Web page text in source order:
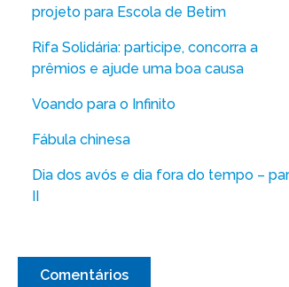
projeto para Escola de Betim
Rifa Solidária: participe, concorra a
prêmios e ajude uma boa causa
Voando para o Infinito
Fábula chinesa
Dia dos avós e dia fora do tempo –
II
Comentários